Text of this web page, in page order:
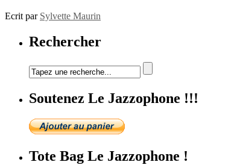
Ecrit par Sylvette Maurin
Rechercher
Soutenez Le Jazzophone !!!
Tote Bag Le Jazzophone !